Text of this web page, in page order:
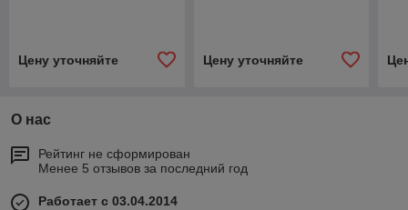
Цену уточняйте Цену уточняйте
О нас
Рейтинг не сформирован
Менее 5 отзывов за последний год
Работает с 03.04.2014